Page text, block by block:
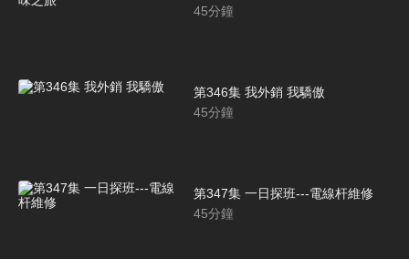
45分鐘
第346集 我外銷 我驕傲
45分鐘
第347集 一日探班---電線杆維修
45分鐘